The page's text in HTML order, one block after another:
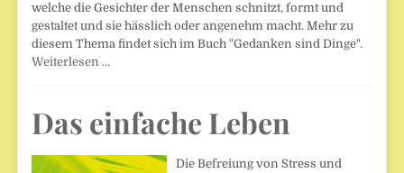
welche die Gesichter der Menschen schnitzt, formt und
gestaltet und sie hässlich oder angenehm macht. Mehr zu
diesem Thema findet sich im Buch "Gedanken sind Dinge".
Weiterlesen …
Das einfache Leben
Die Befreiung von Stress und